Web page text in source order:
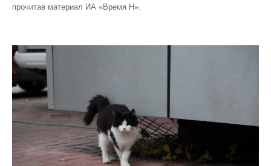
прочитав материал ИА «Время Н».